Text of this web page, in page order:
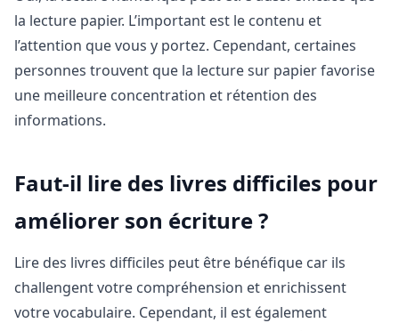
la lecture papier. L’important est le contenu et
l’attention que vous y portez. Cependant, certaines
personnes trouvent que la lecture sur papier favorise
une meilleure concentration et rétention des
informations.
Faut-il lire des livres difficiles pour
améliorer son écriture ?
Lire des livres difficiles peut être bénéfique car ils
challengent votre compréhension et enrichissent
votre vocabulaire. Cependant, il est également